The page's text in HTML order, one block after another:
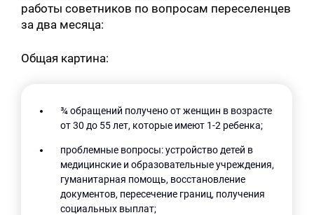
работы советников по вопросам переселенцев
за два месяца:
Общая картина:
¾ обращений получено от женщин в возрасте
от 30 до 55 лет, которые имеют 1-2 ребенка;
проблемные вопросы: устройство детей в
медицинские и образовательные учреждения,
гуманитарная помощь, восстановление
документов, пересечение границ, получения
социальных выплат;